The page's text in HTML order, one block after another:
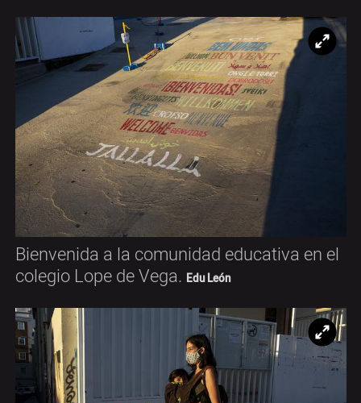
Bienvenida a la comunidad educativa en el
colegio Lope de Vega. Edu León